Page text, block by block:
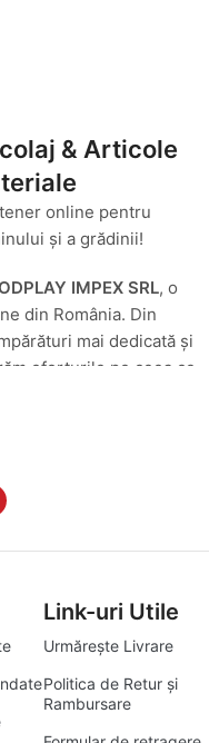
& Articole
online pentru
și a grădinii!
IMPEX SRL, o
din România. Din
mai dedicată și
eforturile pe ceea ce
Calitate
din categoriile casă
sub egida
ale clienților
am transformat
Această schimbare
a deveni destinația ta
amenajări și soluții
Link-uri Utile
Urmărește Livrare
Politica de Retur și
Rambursare